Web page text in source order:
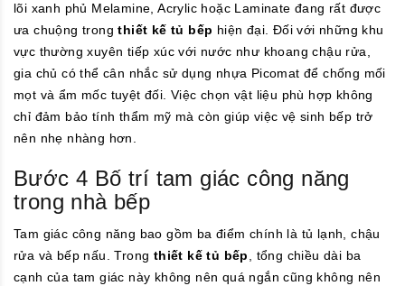
lõi xanh phủ Melamine, Acrylic hoặc Laminate đang rất được
ưa chuộng trongthiết kế tủ bếp hiện đại. Đối với những khu
vực thường xuyên tiếp xúc với nước như khoang chậu rửa,
gia chủ có thể cân nhắc sử dụng nhựa Picomat để chống mối
mọt và ẩm mốc tuyệt đối. Việc chọn vật liệu phù hợp không
chỉ đảm bảo tính thẩm mỹ mà còn giúp việc vệ sinh bếp trở
nên nhẹ nhàng hơn.
Bước 4 Bố trí tam giác công năng
trong nhà bếp
Tam giác công năng bao gồm ba điểm chính là tủ lạnh, chậu
rửa và bếp nấu. Trong thiết kế tủ bếp, tổng chiều dài ba
cạnh của tam giác này không nên quá ngắn cũng không nên